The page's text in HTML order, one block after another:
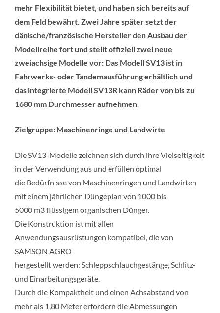
mehr Flexibilität bietet, und haben sich bereits auf
dem Feld bewährt. Zwei Jahre später setzt der
dänische/französische Hersteller den Ausbau der
Modellreihe fort und stellt offiziell zwei neue
zweiachsige Modelle vor: Das Modell SV13 ist in
Fahrwerks- oder Tandemausführung erhältlich und
das integrierte Modell SV13R kann Räder von bis zu
1680 mm Durchmesser aufnehmen.
Zielgruppe: Maschinenringe und Landwirte
Die SV13-Modelle zeichnen sich durch ihre Vielseitigkeit
in der Verwendung aus und erfüllen optimal
die Bedürfnisse von Maschinenringen und Landwirten
mit einem jährlichen Düngeplan von 1000 bis
5000 m3 flüssigem organischen Dünger.
Die Konstruktion ist mit allen
Anwendungsausrüstungen kompatibel, die von
SAMSON AGRO
hergestellt werden: Schleppschlauchgestänge, Schlitz-
und Einarbeitungsgeräte.
Durch die Kompaktheit und einen Achsabstand von
mehr als 1,80 Meter erfordern die Abmessungen